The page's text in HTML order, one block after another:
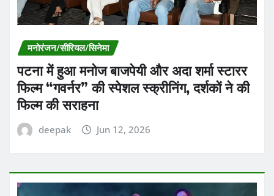
मनोरंजन/सीरियल/सिनेमा
पटना में हुआ मनोज बाजपेयी और अदा शर्मा स्टारर
फिल्म “गवर्नर” की स्पेशल स्क्रीनिंग, दर्शकों ने की
फिल्म की सराहना
deepak Jun 12, 2026